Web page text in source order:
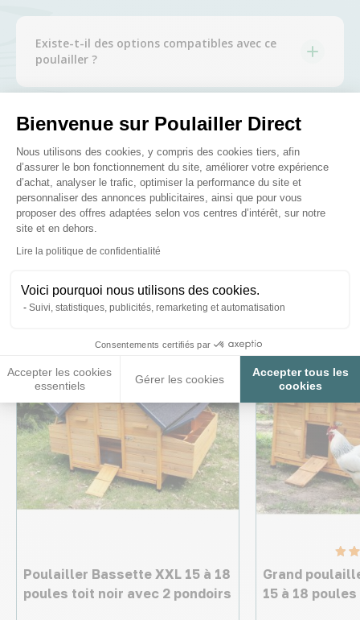
Bienvenue sur Poulailler Direct
Plateforme de Gestion du
Nous utilisons des cookies, y compris des cookies tiers, afin
d’assurer le bon fonctionnement du site, améliorer votre expérience
d’achat, analyser le trafic, optimiser la performance du site et
personnaliser des annonces publicitaires, ainsi que pour vous
proposer des offres adaptées selon vos centres d’intérêt, sur notre
site et en dehors.
Lire la politique de confidentialité
Voici pourquoi nous utilisons des cookies.
Suivi, statistiques, publicités, remarketing et automatisation
Consentements certifiés par
Accepter les cookies
essentiels
Gérer les cookies
Accepter tous les
cookies
Axeptio consent
Existe-t-il des options compatibles avec ce
poulailler ?
Posez-nous vos questions
Ces produits peuvent vous
Poulailler Bassette XXL 15 à 18
poules toit noir avec 2 pondoirs
Grand
15 à 18